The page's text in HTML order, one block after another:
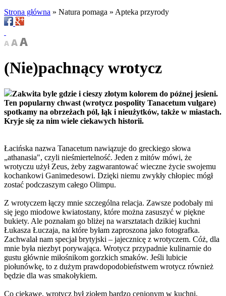
Strona główna » Natura pomaga » Apteka przyrody
(Nie)pachnący wrotycz
Zakwita byle gdzie i cieszy złotym kolorem do późnej jesieni.
Ten popularny chwast (wrotycz pospolity Tanacetum vulgare)
spotkamy na obrzeżach pól, łąk i nieużytków, także w miastach.
Kryje się za nim wiele ciekawych historii.
Łacińska nazwa Tanacetum nawiązuje do greckiego słowa
„athanasia", czyli nieśmiertelność. Jeden z mitów mówi, że
wrotyczu użył Zeus, żeby zagwarantować wieczne życie swojemu
kochankowi Ganimedesowi. Dzięki niemu zwykły chłopiec mógł
zostać podczaszym całego Olimpu.
Z wrotyczem łączy mnie szczególna relacja. Zawsze podobały mi
się jego miodowe kwiatostany, które można zasuszyć w piękne
bukiety. Ale poznałam go bliżej na warsztatach dzikiej kuchni
Łukasza Łuczaja, na które byłam zaproszona jako fotografka.
Zachwalał nam specjał brytyjski – jajecznicę z wrotyczem. Cóż, dla
mnie była niezbyt porywająca. Wrotycz przypadnie kulinarnie do
gustu głównie miłośnikom gorzkich smaków. Jeśli lubicie
piołunówkę, to z dużym prawdopodobieństwem wrotycz również
będzie dla was smakołykiem.
Co ciekawe, wrotycz był ziołem bardzo cenionym w kuchni,